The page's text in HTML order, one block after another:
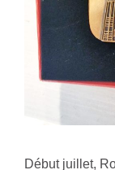
Début juillet,